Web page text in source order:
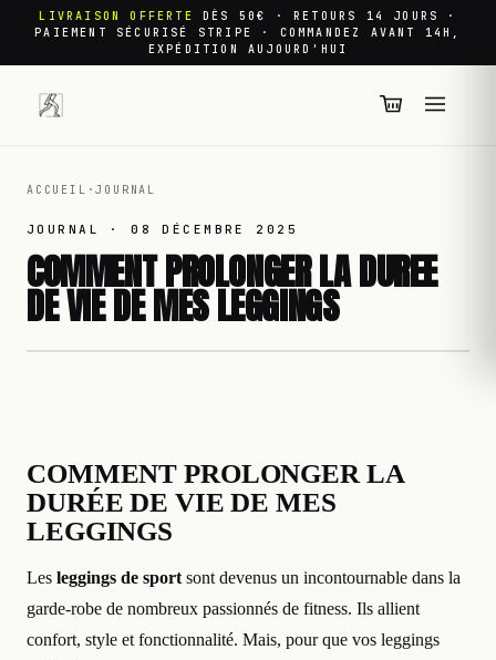
LIVRAISON OFFERTE
DÈS 50€ · RETOURS 14 JOURS ·
PAIEMENT SÉCURISÉ STRIPE · COMMANDEZ AVANT 14H,
EXPÉDITION AUJOURD'HUI
ACCUEIL ·JOURNAL
JOURNAL ·08 DÉCEMBRE 2025
COMMENT PROLONGER LA DUREE
DE VIE DE MES LEGGINGS
COMMENT PROLONGER LA
DURÉE DE VIE DE MES
LEGGINGS
Les leggings de sport sont devenus un incontournable dans la
garde-robe de nombreux passionnés de fitness. Ils allient
confort, style et fonctionnalité. Mais, pour que vos leggings